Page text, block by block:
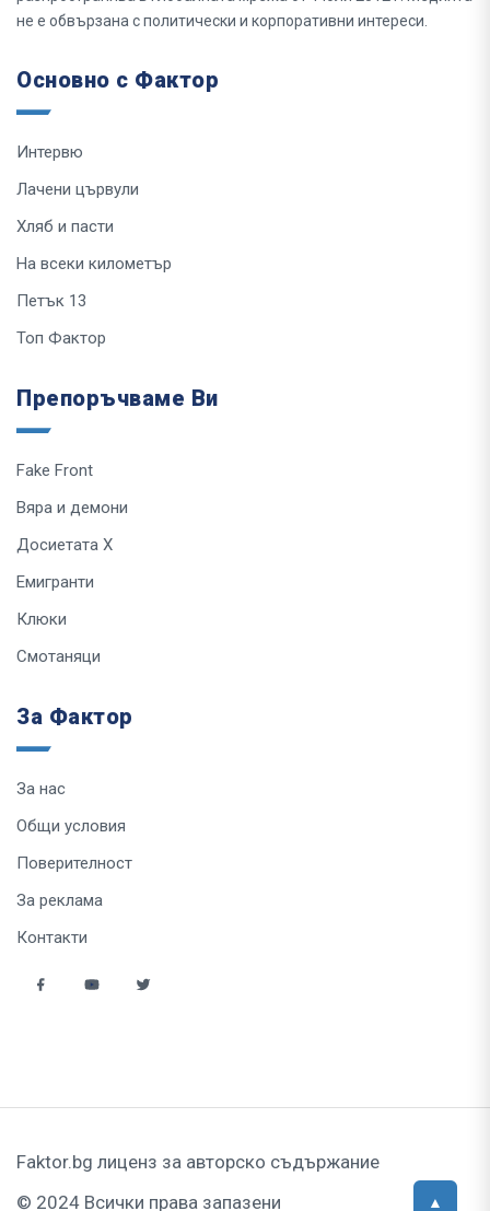
не е обвързана с политически и корпоративни интереси.
Основно с Фактор
Интервю
Лачени цървули
Хляб и пасти
На всеки километър
Петък 13
Топ Фактор
Препоръчваме Ви
Fake Front
Вяра и демони
Досиетата Х
Емигранти
Клюки
Смотаняци
За Фактор
За нас
Общи условия
Поверителност
За реклама
Контакти
Faktor.bg лиценз за авторско съдържание
© 2024 Всички права запазени